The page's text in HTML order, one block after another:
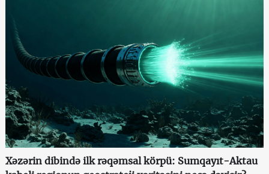
Xəzərin dibində ilk rəqəmsal körpü: Sumqayıt-Aktau